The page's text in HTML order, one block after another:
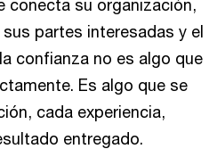
conecta su organización,
partes interesadas y el
confianza no es algo que
Es algo que se
cada experiencia,
entregado.